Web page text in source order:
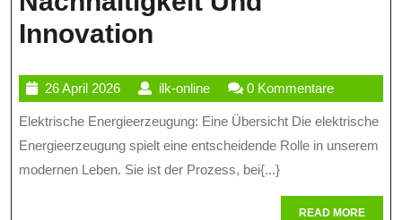
Innovation
Der
Elektrischen
Energieerzeugung:
Nachhaltigkeit
26 April 202626
April
2026
ilk-onlineilk-
online
0 Kommentare
Elektrische Energieerzeugung: Eine Übersicht Die elektrische
Energieerzeugung spielt eine entscheidende Rolle in unserem
modernen Leben. Sie ist der Prozess, bei{...}
READ MOREREAD